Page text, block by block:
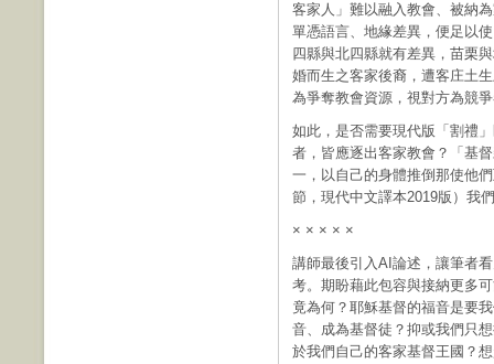
客家人」難以融入教會、被納
單憑語言、地緣差異，便足以
四縣與北四縣就有差異，苗栗
婚而生之客家後裔，遭客庄土
為爭奪教會資源，視對方為競
如此，是否需要現代版「割禮
者，皆應逐出客家教會？「基
一，以自己的身體推倒那使他
節，現代中文譯本2019版）我
× × × × ×
講師最後引入AI論述，讓筆者
考。期盼藉此包容與接納更多
竟為何？耶穌基督的福音是要
音、成為基督徒？抑或我們只
於我們自己的客家基督王國？